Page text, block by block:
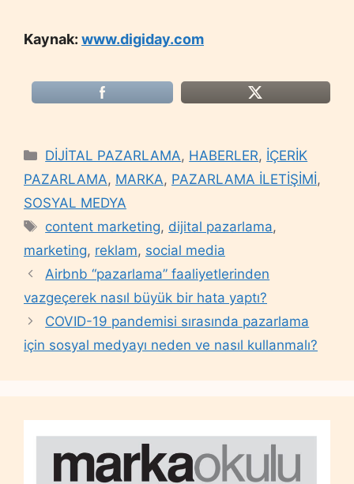
Kaynak: www.digiday.com
Categories
DİJİTAL PAZARLAMA, HABERLER, İÇERİK
PAZARLAMA, MARKA, PAZARLAMA İLETİŞİMİ,
SOSYAL MEDYA
Tags
content marketing, dijital pazarlama,
marketing, reklam, social media
Airbnb “pazarlama” faaliyetlerinden
vazgeçerek nasıl büyük bir hata yaptı?
COVID-19 pandemisi sırasında pazarlama
için sosyal medyayı neden ve nasıl kullanmalı?